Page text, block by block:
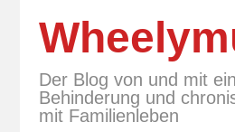
Der Blog von und mit
Behinderung und
mit Familienleben